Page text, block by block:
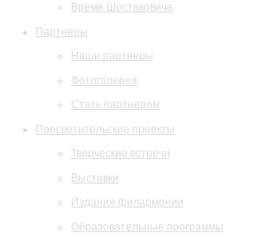
Время Шостаковича
Партнеры
Наши партнеры
Фотогалерея
Стать партнером
Просветительские проекты
Творческие встречи
Выставки
Издания филармонии
Образовательные программы